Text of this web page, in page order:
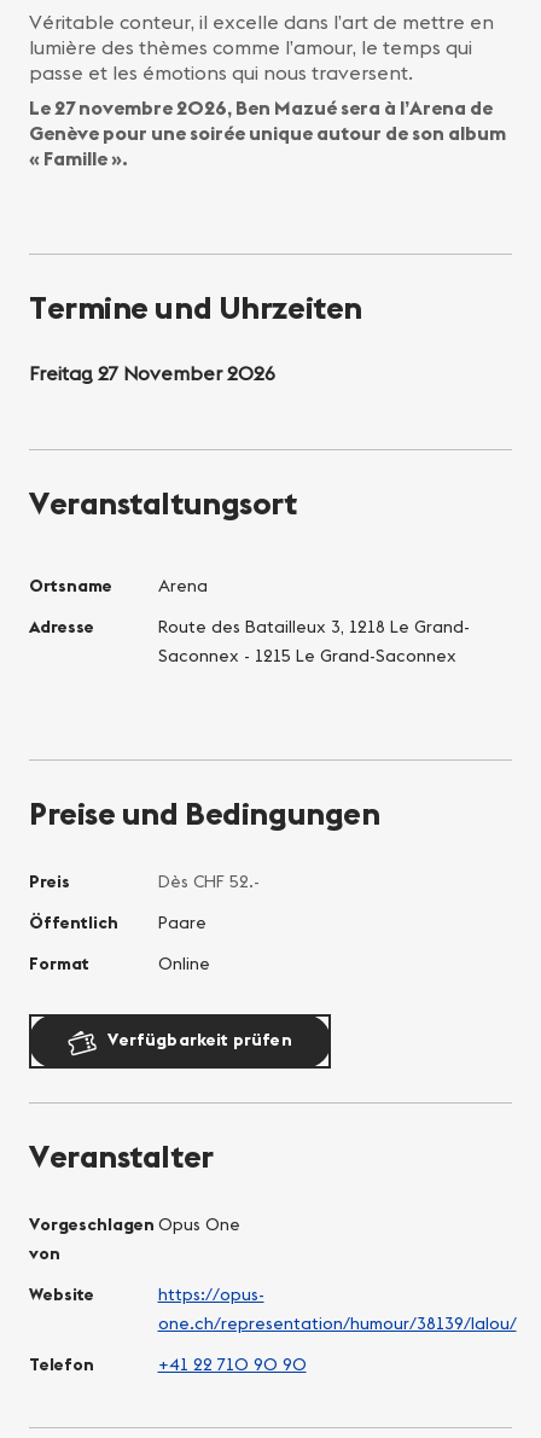
Véritable conteur, il excelle dans l’art de mettre en
lumière des thèmes comme l’amour, le temps qui
passe et les émotions qui nous traversent.
Le 27 novembre 2026, Ben Mazué sera à l’Arena de
Genève pour une soirée unique autour de son album
« Famille ».
Termine und Uhrzeiten
Freitag 27 November 2026
Veranstaltungsort
Ortsname
Arena
Adresse
Route des Batailleux 3, 1218 Le Grand-
Saconnex - 1215 Le Grand-Saconnex
Preise und Bedingungen
Preis
Dès CHF 52.-
Öffentlich
Paare
Format
Online
Verfügbarkeit prüfen
Veranstalter
Vorgeschlagen
von
Opus One
Website
https://opus-
one.ch/representation/humour/38139/lalou/
Telefon
+41 22 710 90 90